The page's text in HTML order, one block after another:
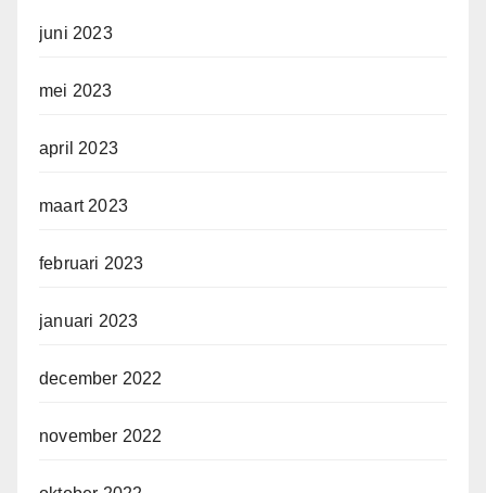
juni 2023
mei 2023
april 2023
maart 2023
februari 2023
januari 2023
december 2022
november 2022